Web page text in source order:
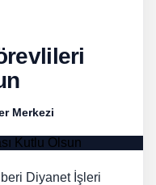
Merkezi
Diyanet İşleri